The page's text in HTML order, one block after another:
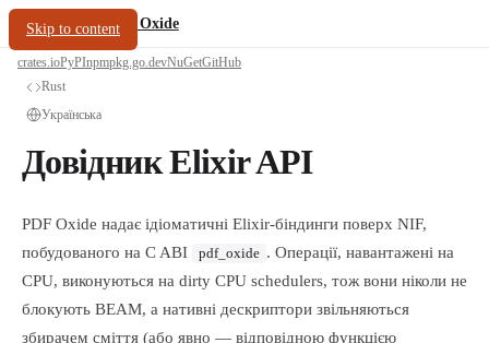
Skip to content
oxide.fyi/PDF Oxide
crates.ioPyPInpmpkg.go.devNuGetGitHub
Rust
Українська
Довідник Elixir API
PDF Oxide надає ідіоматичні Elixir-біндинги поверх NIF,
побудованого на C ABI
pdf_oxide . Операції, навантажені на
CPU, виконуються на dirty CPU schedulers, тож вони ніколи не
блокують BEAM, а нативні дескриптори звільняються
збирачем сміття (або явно — відповідною функцією